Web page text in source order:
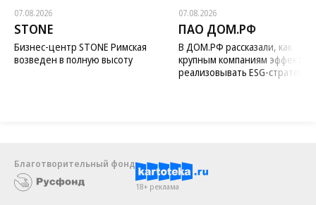
07.08.2026
STONE
Бизнес-центр STONE Римская
возведен в полную высоту
07.08.2026
ПАО ДОМ.РФ
В ДОМ.РФ рассказали, как
крупным компаниям
реализовывать ESG-стратегию
Благотворительный фонд
18+ реклама